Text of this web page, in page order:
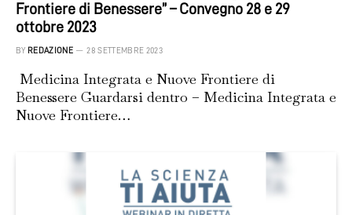
Frontiere di Benessere” – Convegno 28 e 29
ottobre 2023
BY REDAZIONE 28 SETTEMBRE 2023
Medicina Integrata e Nuove Frontiere di
Benessere Guardarsi dentro – Medicina Integrata e
Nuove Frontiere…